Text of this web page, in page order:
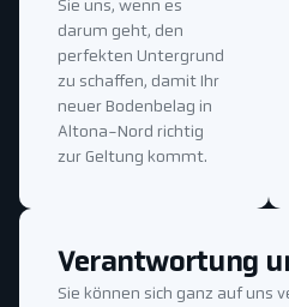
Sie uns, wenn es
darum geht, den
perfekten Untergrund
zu schaffen, damit Ihr
neuer Bodenbelag in
Altona-Nord richtig
zur Geltung kommt.
Verantwortung
Sie können sich ganz auf uns